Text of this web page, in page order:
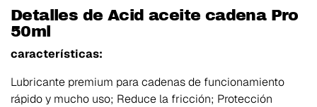
Detalles de Acid aceite cadena Pro
50ml
características:
Lubricante premium para cadenas de funcionamiento
rápido y mucho uso; Reduce la fricción; Protección